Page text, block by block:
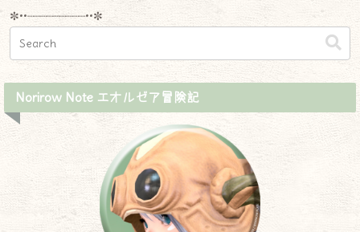
✼••┈┈┈┈┈┈┈┈┈••✼
Norirow Note エオルゼア冒険記